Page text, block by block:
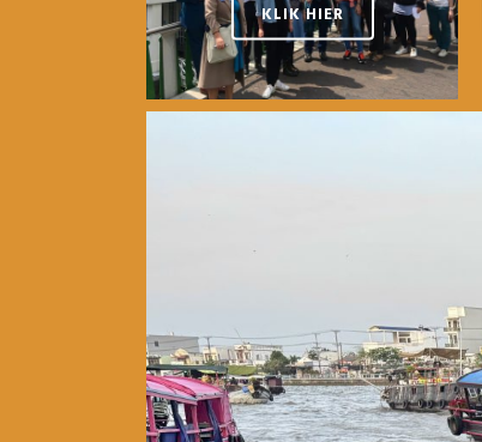
KLIK HIER